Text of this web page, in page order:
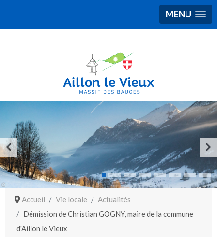
MENU
Accueil Vie locale
Actualités
Démission de Christian GOGNY, maire de la commune
d'Aillon le Vieux